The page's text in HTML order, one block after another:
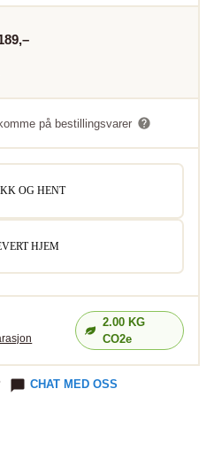
,–
på bestillingsvarer
OG HENT
HJEM
2.00KG
CO2e
CHAT MED OSS